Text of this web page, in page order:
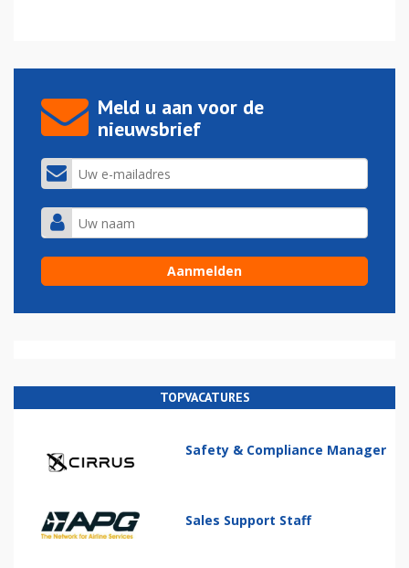
Meld u aan voor de
nieuwsbrief
TOPVACATURES
Safety & Compliance Manager
Sales Support Staff